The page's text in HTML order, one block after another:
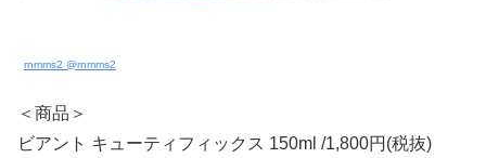
rnmms2 @rnmms2
＜商品＞
ビアント キューティフィックス 150ml /1,800円(税抜)